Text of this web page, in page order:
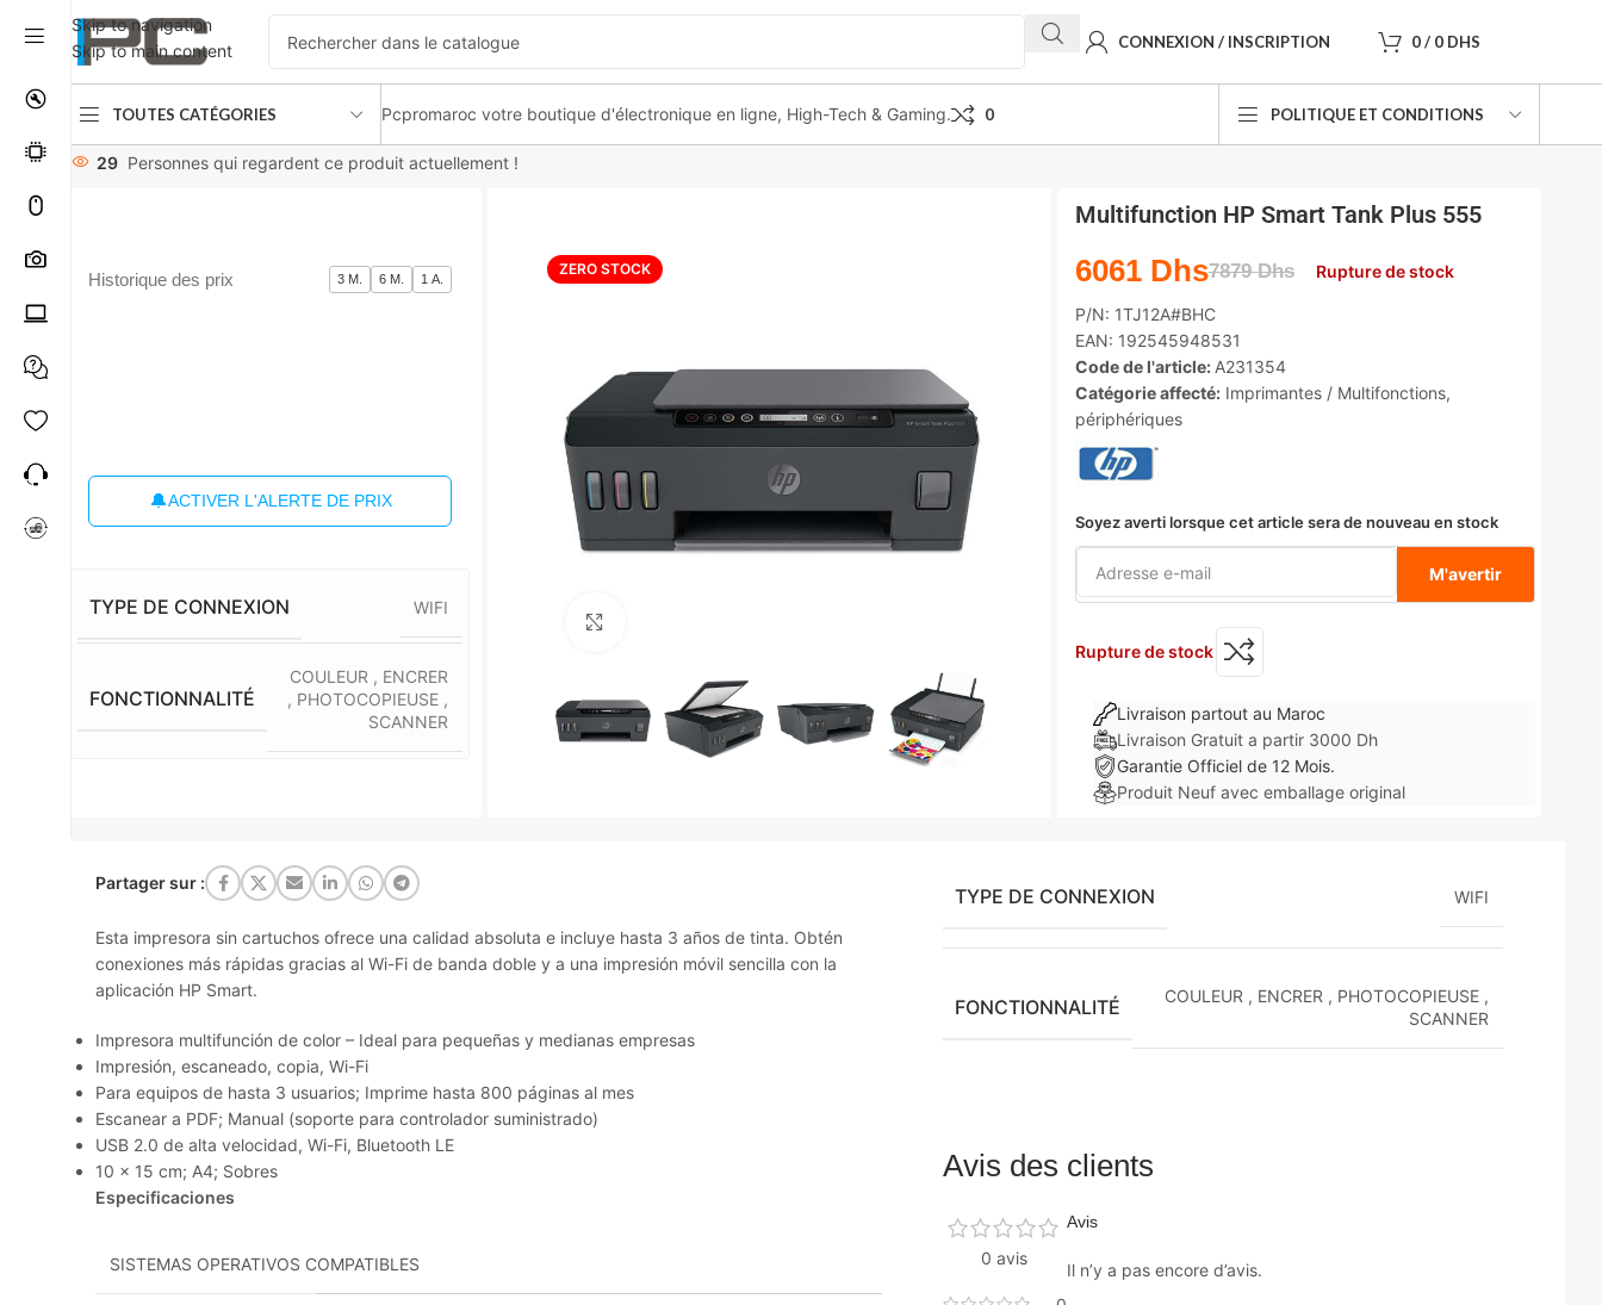
Skip to navigation
Skip to main content
CONNEXION / INSCRIPTION 0/ 0 DHS
TOUTES CATÉGORIES Pcpromaroc votre boutique d'électronique en ligne, High-Tech & Gaming. 0 POLITIQUE ET CONDITIONS
Accueil périphériques Imprimantes / Multifonctions Multifunction HP Smart Tank Plus 555
29 Personnes qui regardent ce produit actuellement !
Historique des prix 3 M. 6 M. 1 A.
🔔ACTIVER L'ALERTE DE PRIX
TYPE DE CONNEXION WIFI
FONCTIONNALITÉ
COULEUR , ENCRER
, PHOTOCOPIEUSE ,
SCANNER
ZERO STOCK
Multifunction HP Smart Tank Plus 555
7879Dhs
6061 Dhs Rupture de stock
P/N: 1TJ12A#BHC
EAN: 192545948531
Code de l'article: A231354
Catégorie affecté: Imprimantes / Multifonctions,
périphériques
Soyez averti lorsque cet article sera de nouveau en stock
M'avertir
Rupture de stock
Livraison partout au Maroc
Livraison Gratuit a partir 3000 Dh
Garantie Officiel de 12 Mois.
Produit Neuf avec emballage original
Partager sur :
Esta impresora sin cartuchos ofrece una calidad absoluta e incluye hasta 3 años de tinta. Obtén
conexiones más rápidas gracias al Wi-Fi de banda doble y a una impresión móvil sencilla con la
aplicación HP Smart.
Impresora multifunción de color – Ideal para pequeñas y medianas empresas
Impresión, escaneado, copia, Wi-Fi
Para equipos de hasta 3 usuarios; Imprime hasta 800 páginas al mes
Escanear a PDF; Manual (soporte para controlador suministrado)
USB 2.0 de alta velocidad, Wi-Fi, Bluetooth LE
10 x 15 cm; A4; Sobres
Especificaciones
SISTEMAS OPERATIVOS COMPATIBLES
TYPE DE CONNEXION WIFI
FONCTIONNALITÉ COULEUR , ENCRER , PHOTOCOPIEUSE ,
SCANNER
Avis des clients
0 avis
Avis
Il n’y a pas encore d’avis.